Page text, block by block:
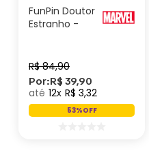
FunPin Doutor
Estranho -
R$ 84,90
Por:R$ 39,90
12 R$ 3,32
53%OFF